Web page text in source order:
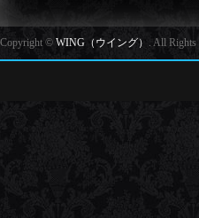
Copyright © WING（ウイング） . All Rights